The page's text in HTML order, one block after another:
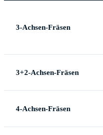
3-Achsen-Fräsen
3+2-Achsen-Fräsen
4-Achsen-Fräsen